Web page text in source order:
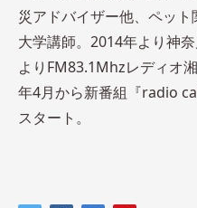
災アドバイザー他、ペッ
大学講師。2014年より神
よりFM83.1Mhzレディオ
年4月から新番組『radio
スタート。